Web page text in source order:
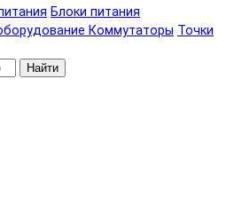
Блоки питания
Коммутаторы Точки
Найти